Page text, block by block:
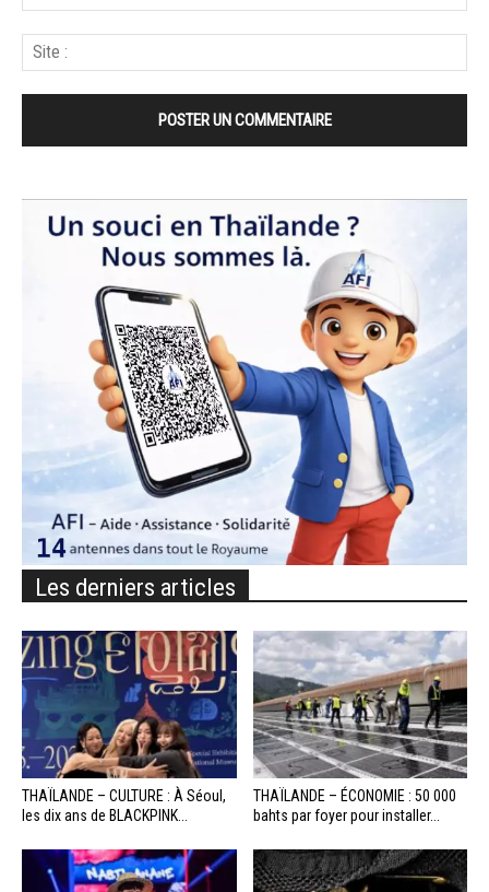
Les derniers articles
THAÏLANDE – CULTURE : À Séoul,
les dix ans de BLACKPINK...
THAÏLANDE – ÉCONOMIE : 50 000
bahts par foyer pour installer...